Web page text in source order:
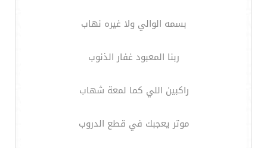
بسمه الوالي ولا غيره نهاب
ربنا المعبود غفار الذنوب
راكبين اللي كما لمعة شهاب
موتر يعجبك في قطع الدروب